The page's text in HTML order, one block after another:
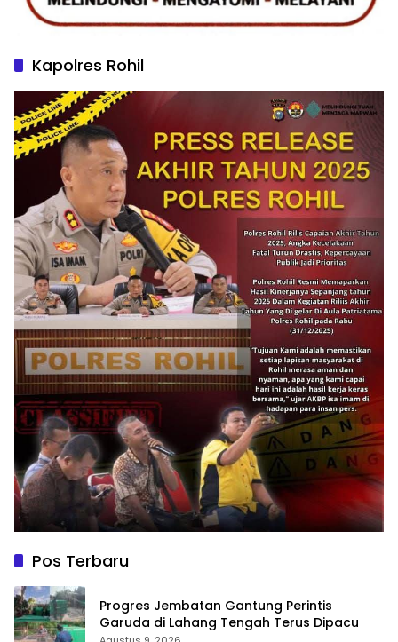
Kapolres Rohil
Pos Terbaru
Progres Jembatan Gantung Perintis
Garuda di Lahang Tengah Terus Dipacu